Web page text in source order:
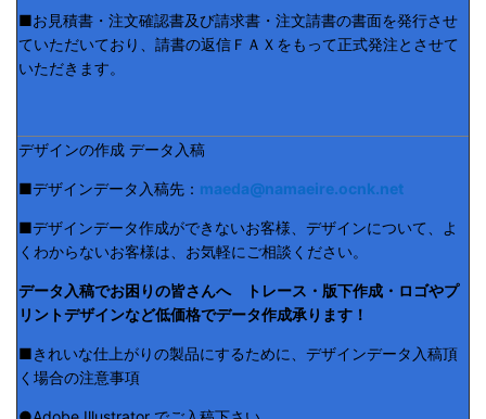
■お見積書・注文確認書及び請求書・注文請書の書面を発行させ
ていただいており、請書の返信ＦＡＸをもって正式発注とさせて
いただきます。
デザインの作成 データ入稿
■デザインデータ入稿先： maeda@namaeire.ocnk.net
■デザインデータ作成ができないお客様、デザインについて、よ
くわからないお客様は、お気軽にご相談ください。
データ入稿でお困りの皆さんへ トレース・版下作成・ロゴやプ
リントデザインなど低価格でデータ作成承ります！
■きれいな仕上がりの製品にするために、デザインデータ入稿頂
く場合の注意事項